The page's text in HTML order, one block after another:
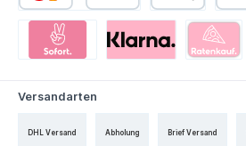
Versandarten
DHL Versand Abholung Brief Versand